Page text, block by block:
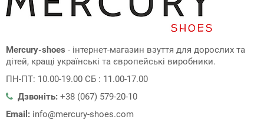
Mercury-shoes - інтернет-магазин взуття для дорослих та
дітей, кращі українські та європейські виробники.
ПН-ПТ: 10.00-19.00 СБ : 11.00-17.00
Дзвоніть: +38 (067) 579-20-10
Email: info@mercury-shoes.com